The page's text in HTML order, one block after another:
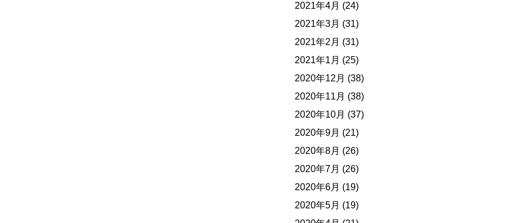
2021年4月 (24)
2021年3月 (31)
2021年2月 (31)
2021年1月 (25)
2020年12月 (38)
2020年11月 (38)
2020年10月 (37)
2020年9月 (21)
2020年8月 (26)
2020年7月 (26)
2020年6月 (19)
2020年5月 (19)